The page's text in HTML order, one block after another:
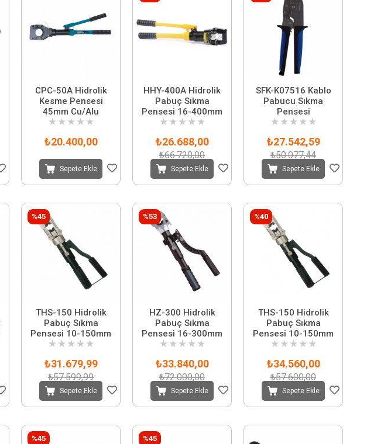
CPC-50A Hidrolik
Kesme Pensesi
45mm Cu/Alu
★ ★ ★ ★ ★
₺20.400,00
Sepete Ekle
HHY-400A Hidrolik
Pabuç Sıkma
Pensesi 16-400mm
★ ★ ★ ★ ★
₺26.688,00
₺66.720,00
Sepete Ekle
SFK-K07516 Kablo
Pabucu Sıkma
Pensesi
★ ★ ★ ★ ★
₺27.542,59
₺50.077,44
Sepete Ekle
THS-150 Hidrolik
Pabuç Sıkma
Pensesi 10-150mm
★ ★ ★ ★ ★
₺31.679,99
₺57.599,99
Sepete Ekle
%45
HZ-300 Hidrolik
Pabuç Sıkma
Pensesi 16-300mm
★ ★ ★ ★ ★
₺33.840,00
₺72.000,00
Sepete Ekle
%53
THS-150 Hidrolik
Pabuç Sıkma
Pensesi 10-150mm
★ ★ ★ ★ ★
₺34.560,00
₺57.600,00
Sepete Ekle
%40
%45 %45